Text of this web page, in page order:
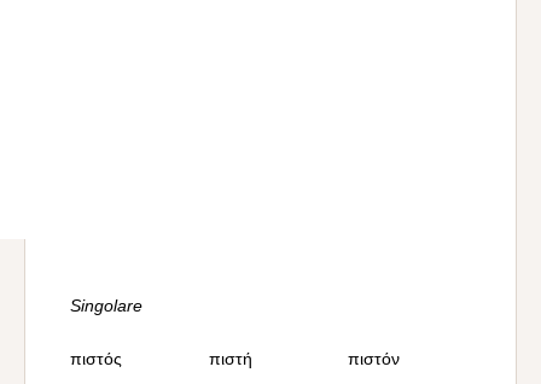
Singolare
πιστός πιστή
πιστόν